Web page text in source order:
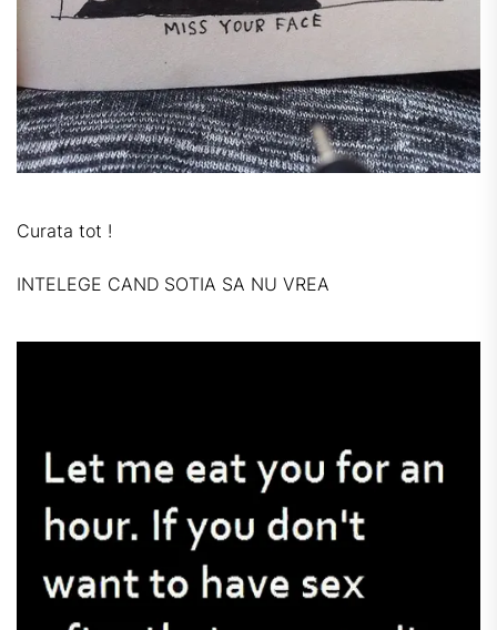
Curata tot !
INTELEGE CAND SOTIA SA NU VREA